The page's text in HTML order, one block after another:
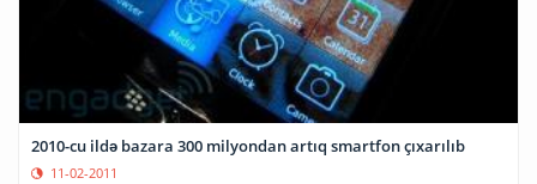
2010-cu ildə bazara 300 milyondan artıq smartfon çıxarılıb
11-02-2011